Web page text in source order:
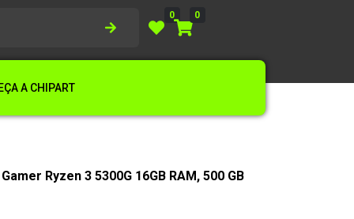
0 0
A CHIPART
Ryzen 3 5300G 16GB RAM, 500 GB